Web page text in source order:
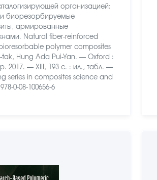
организацией:
биорезорбируемые
армированные
Natural fiber-reinforced
polymer composites
Hung Ada Pui-Yan. — Oxford :
2017. — XIII, 193 c. : ил., табл. —
series in composites science and
0-08-100656-6